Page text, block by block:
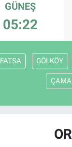
GÜNEŞ
05:22
FATSA GÖLKÖY